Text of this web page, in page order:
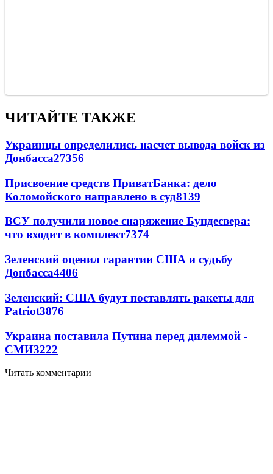
ЧИТАЙТЕ ТАКЖЕ
Украинцы определились насчет вывода войск из
Донбасса27356
Присвоение средств ПриватБанка: дело
Коломойского направлено в суд8139
ВСУ получили новое снаряжение Бундесвера:
что входит в комплект7374
Зеленский оценил гарантии США и судьбу
Донбасса4406
Зеленский: США будут поставлять ракеты для
Patriot3876
Украина поставила Путина перед дилеммой -
СМИ3222
Читать комментарии